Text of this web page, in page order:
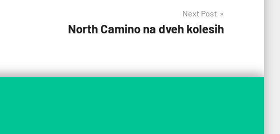
Next Post
North Camino na dveh kolesih